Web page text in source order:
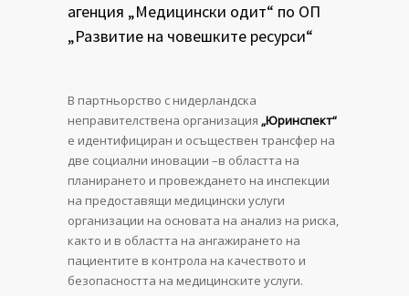
агенция „Медицински одит“ по ОП
„Развитие на човешките ресурси“
В партньорство с нидерландска
неправителствена организация „Юринспект“
е идентифициран и осъществен трансфер на
две социални иновации –в областта на
планирането и провеждането на инспекции
на предоставящи медицински услуги
организации на основата на анализ на риска,
както и в областта на ангажирането на
пациентите в контрола на качеството и
безопасността на медицинските услуги.